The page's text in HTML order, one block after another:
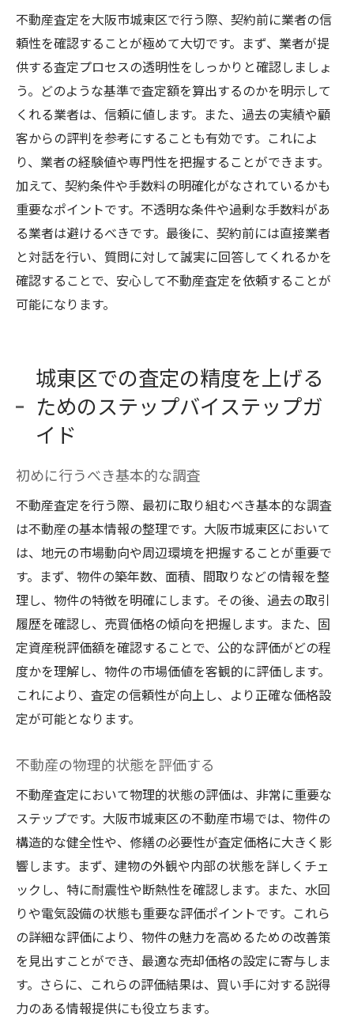
不動産査定を大阪市城東区で行う際、契約前に業者の信
頼性を確認することが極めて大切です。まず、業者が提
供する査定プロセスの透明性をしっかりと確認しましょ
う。どのような基準で査定額を算出するのかを明示して
くれる業者は、信頼に値します。また、過去の実績や顧
客からの評判を参考にすることも有効です。これによ
り、業者の経験値や専門性を把握することができます。
加えて、契約条件や手数料の明確化がなされているかも
重要なポイントです。不透明な条件や過剰な手数料があ
る業者は避けるべきです。最後に、契約前には直接業者
と対話を行い、質問に対して誠実に回答してくれるかを
確認することで、安心して不動産査定を依頼することが
可能になります。
城東区での査定の精度を上げる
ためのステップバイステップガ
イド
初めに行うべき基本的な調査
不動産査定を行う際、最初に取り組むべき基本的な調査
は不動産の基本情報の整理です。大阪市城東区において
は、地元の市場動向や周辺環境を把握することが重要で
す。まず、物件の築年数、面積、間取りなどの情報を整
理し、物件の特徴を明確にします。その後、過去の取引
履歴を確認し、売買価格の傾向を把握します。また、固
定資産税評価額を確認することで、公的な評価がどの程
度かを理解し、物件の市場価値を客観的に評価します。
これにより、査定の信頼性が向上し、より正確な価格設
定が可能となります。
不動産の物理的状態を評価する
不動産査定において物理的状態の評価は、非常に重要な
ステップです。大阪市城東区の不動産市場では、物件の
構造的な健全性や、修繕の必要性が査定価格に大きく影
響します。まず、建物の外観や内部の状態を詳しくチェ
ックし、特に耐震性や断熱性を確認します。また、水回
りや電気設備の状態も重要な評価ポイントです。これら
の詳細な評価により、物件の魅力を高めるための改善策
を見出すことができ、最適な売却価格の設定に寄与しま
す。さらに、これらの評価結果は、買い手に対する説得
力のある情報提供にも役立ちます。